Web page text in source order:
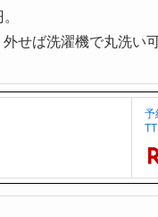
外せば洗濯機で丸洗い
予